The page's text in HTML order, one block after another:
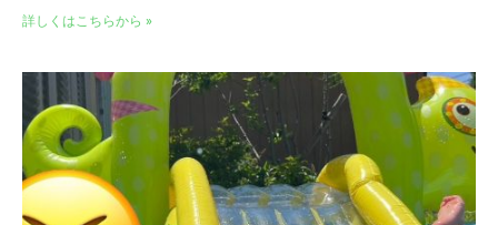
詳しくはこちらから »